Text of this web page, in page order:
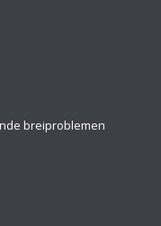
breiproblemen